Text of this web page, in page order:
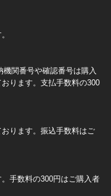
関番号や確認番号は購入
ります。支払手数料の300
ります。振込手数料はご
手数料の300円はご購入者